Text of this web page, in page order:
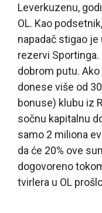
Leverkuzenu,
OL. Kao
napadač stigao
rezervi
dobrom putu.
donese više od
bonuse) klubu iz
sočnu kapitalnu
samo 2 miliona
da će 20% ove
dogovoreno
tvirlera u OL